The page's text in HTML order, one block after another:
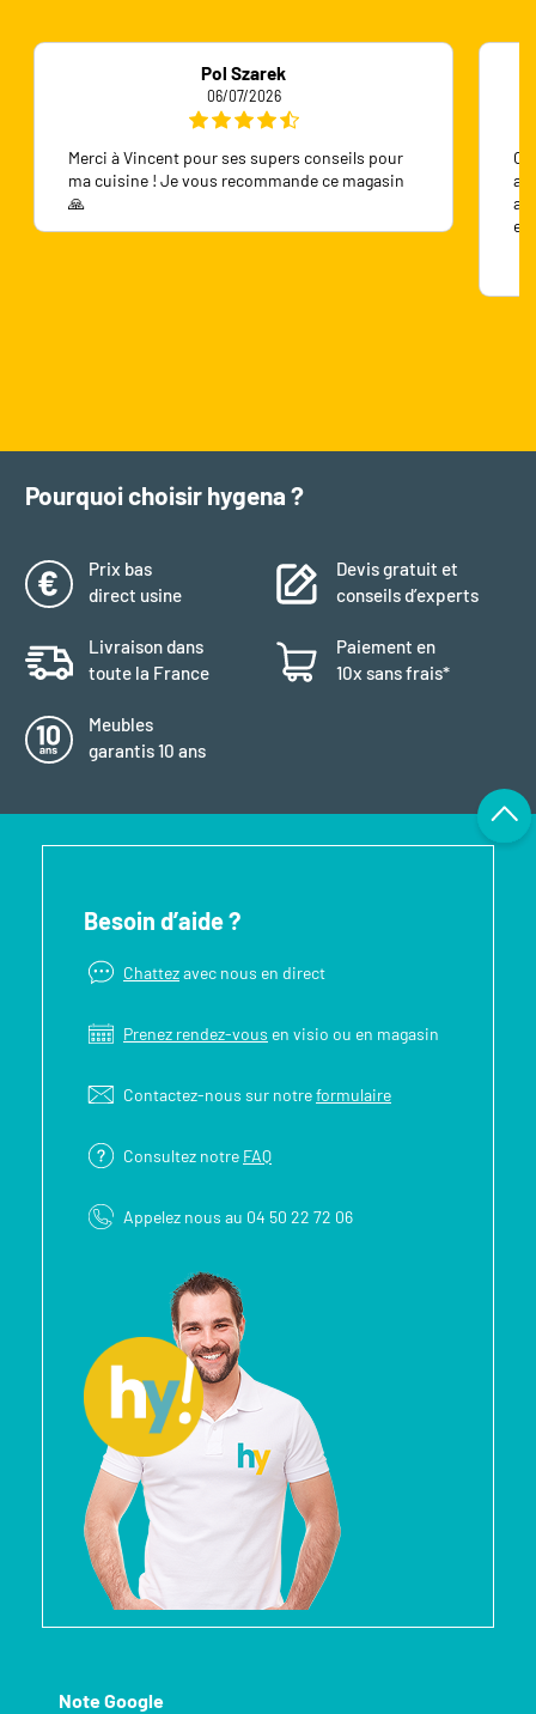
Pol Szarek
06/07/2026
Merci à Vincent pour ses supers conseils pour
ma cuisine ! Je vous recommande ce magasin
🙏
Pourquoi choisir hygena ?
Prix bas
direct usine
Devis gratuit et
conseils d’experts
Livraison dans
toute la France
Paiement en
10x sans frais*
Meubles
garantis 10 ans
Besoin d’aide ?
Chattezavec nous en direct
Prenez rendez-vous en visio ou en magasin
Contactez-nous sur notreformulaire
Consultez notre FAQ
Appelez nous au 04 50 22 72 06
Note Google